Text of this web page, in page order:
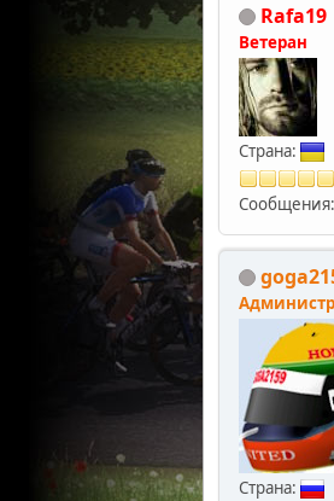
Rafa19
Ветеран
Страна:
Страна: